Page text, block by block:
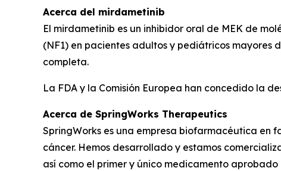
Acerca del mirdametinib
El mirdametinib es un inhibidor oral de MEK de
(NF1) en pacientes adultos y pediátricos mayores
completa.
La FDA y la Comisión Europea han concedido la
Acerca de SpringWorks Therapeutics
SpringWorks es una empresa biofarmacéutica
cáncer. Hemos desarrollado y estamos
así como el primer y único medicamento